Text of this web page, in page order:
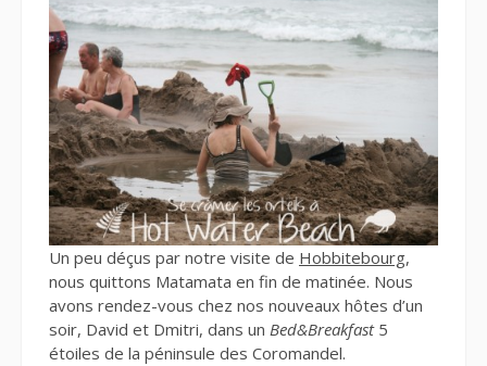
Un peu déçus par notre visite de Hobbitebourg,
nous quittons Matamata en fin de matinée. Nous
avons rendez-vous chez nos nouveaux hôtes d’un
soir, David et Dmitri, dans un Bed&Breakfast5
étoiles de la péninsule des Coromandel.